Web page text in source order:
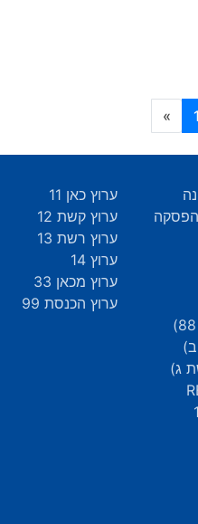
1
»
ג)
ערוץ כאן 11
ערוץ קשת 12
ערוץ רשת 13
ערוץ 14
ערוץ מכאן 33
ערוץ הכנסת 99